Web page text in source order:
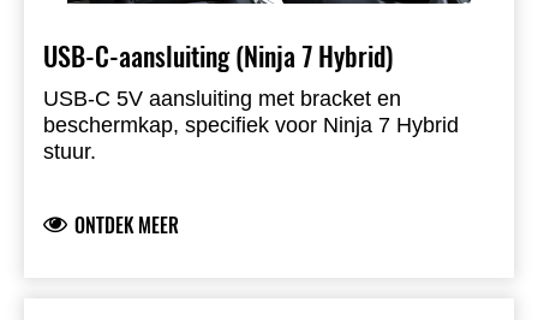
USB-C-aansluiting (Ninja 7 Hybrid)
USB-C 5V aansluiting met bracket en
beschermkap, specifiek voor Ninja 7 Hybrid
stuur.
ONTDEK MEER